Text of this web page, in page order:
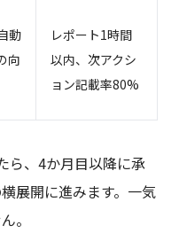
動
向
レポート1時間
以内、次アクシ
ョン記載率80%
ら、4か月目以降に承
展開に進みます。一気
。